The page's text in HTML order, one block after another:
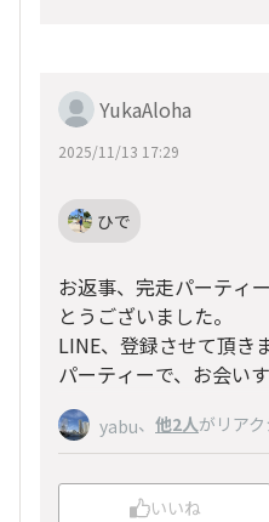
E・IDを登録していただ
ジでも送っていただけ
▪LINE・ID：1864zero
カウントすれば100名
完走パーティーだけで
ハワイ関連の情報等を
ります。
ご面倒をお掛けします
お願いいたします🙇✨
YukaAloha
2025/11/13 17:29
ひで
お返事、完走パーティ
とうございました。
LINE、登録させて頂き
パーティーで、お会い
す。
どうぞよろしくお願いし
yabu、 他2人がリア
いいね